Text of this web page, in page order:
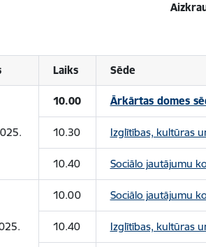
Laiks Sēde
10.00 Ārkārtas domes
10.30 Izglītības, kultūras
10.40 Sociālo jautājumu
10.00 Sociālo jautājumu
10.40 Izglītības, kultūras